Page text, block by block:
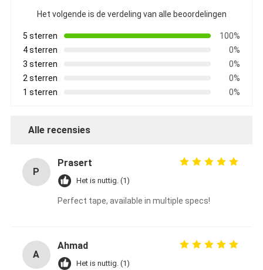
Elektrische isolatieplaat
Het volgende is de verdeling van alle beoordelingen
5 sterren
100%
4 sterren
0%
3 sterren
0%
2 sterren
0%
1 sterren
0%
Alle recensies
P
Prasert
Het is nuttig. (1)
Perfect tape, available in multiple specs!
A
Ahmad
Het is nuttig. (1)